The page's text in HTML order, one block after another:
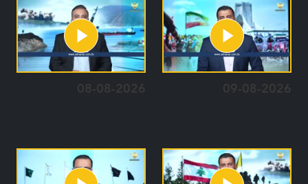
09-08-2026
08-08-2026